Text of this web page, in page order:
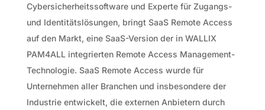
Cybersicherheitssoftware und Experte für Zugangs-
und Identitätslösungen, bringt SaaS Remote Access
auf den Markt, eine SaaS-Version der in WALLIX
PAM4ALL integrierten Remote Access Management-
Technologie. SaaS Remote Access wurde für
Unternehmen aller Branchen und insbesondere der
Industrie entwickelt, die externen Anbietern durch